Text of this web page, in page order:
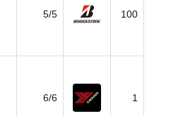
5/5 100
6/6 1